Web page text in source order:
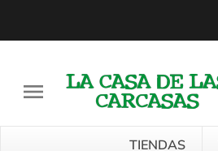

TIENDAS